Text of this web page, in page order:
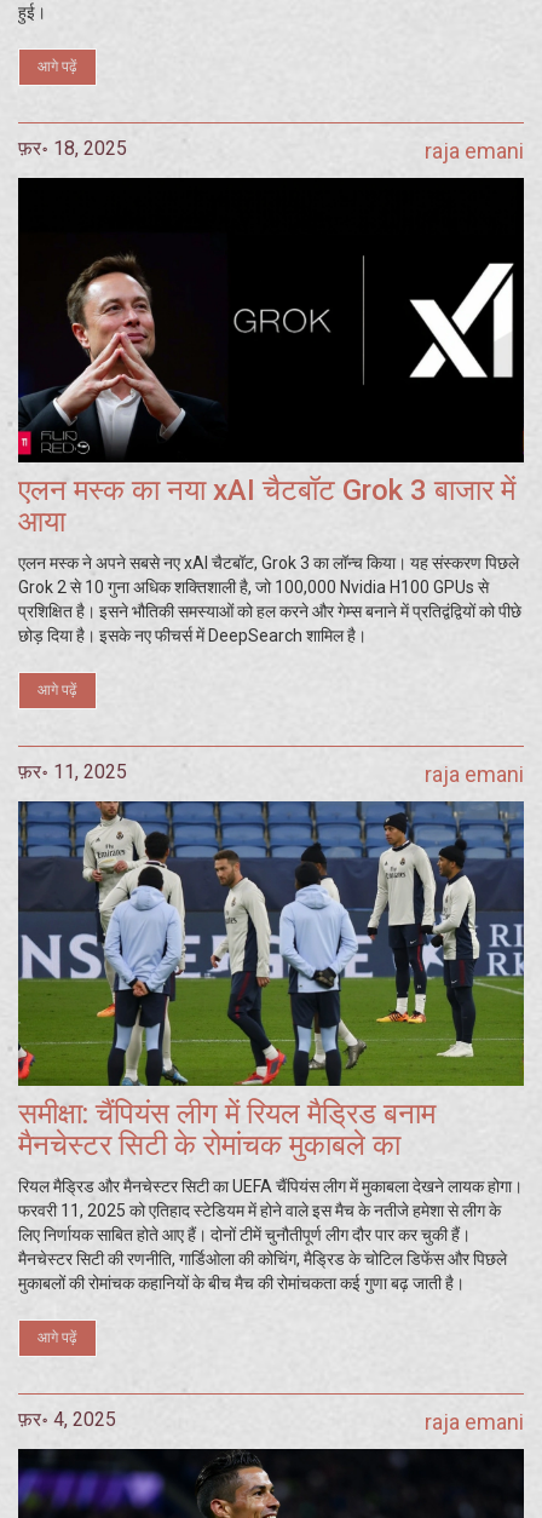
हुई।
आगे पढ़ें
फ़र॰ 18, 2025 raja emani
एलन मस्क का नया xAI चैटबॉट Grok 3 बाजार में
आया
एलन मस्क ने अपने सबसे नए xAI चैटबॉट, Grok 3 का लॉन्च किया। यह संस्करण पिछले
Grok 2 से 10 गुना अधिक शक्तिशाली है, जो 100,000 Nvidia H100 GPUs से
प्रशिक्षित है। इसने भौतिकी समस्याओं को हल करने और गेम्स बनाने में प्रतिद्वंद्वियों को पीछे
छोड़ दिया है। इसके नए फीचर्स में DeepSearch शामिल है।
आगे पढ़ें
फ़र॰ 11, 2025 raja emani
समीक्षा: चैंपियंस लीग में रियल मैड्रिड बनाम
मैनचेस्टर सिटी के रोमांचक मुकाबले का
रियल मैड्रिड और मैनचेस्टर सिटी का UEFA चैंपियंस लीग में मुकाबला देखने लायक होगा।
फरवरी 11, 2025 को एतिहाद स्टेडियम में होने वाले इस मैच के नतीजे हमेशा से लीग के
लिए निर्णायक साबित होते आए हैं। दोनों टीमें चुनौतीपूर्ण लीग दौर पार कर चुकी हैं।
मैनचेस्टर सिटी की रणनीति, गार्डिओला की कोचिंग, मैड्रिड के चोटिल डिफेंस और पिछले
मुकाबलों की रोमांचक कहानियों के बीच मैच की रोमांचकता कई गुणा बढ़ जाती है।
आगे पढ़ें
फ़र॰ 4, 2025 raja emani